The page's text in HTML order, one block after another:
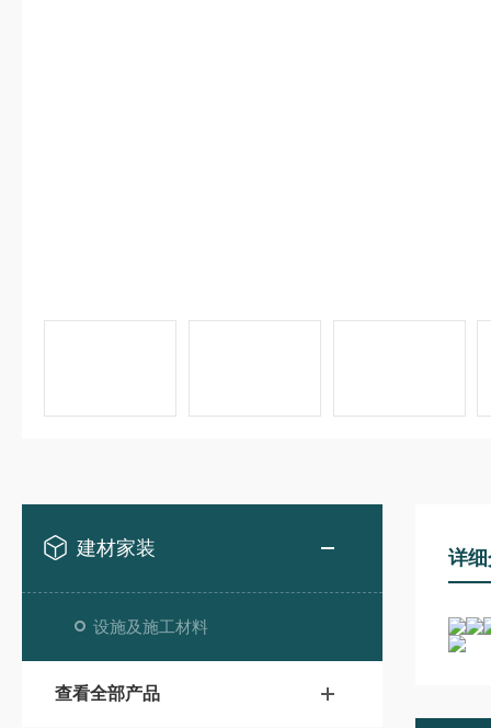
建材家装
设施及施工材料
查看全部产品
详